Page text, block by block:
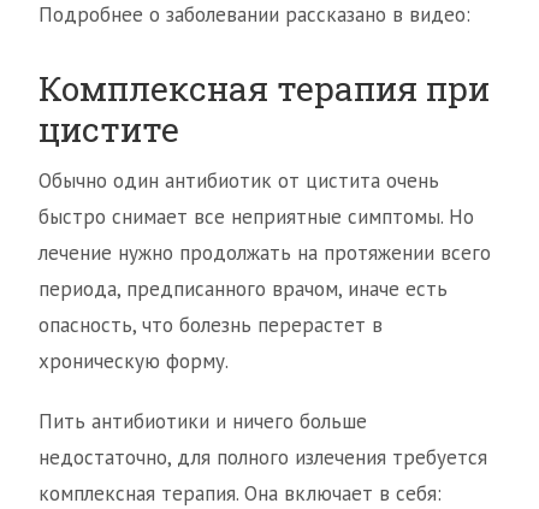
Подробнее о заболевании рассказано в видео:
Комплексная терапия при
цистите
Обычно один антибиотик от цистита очень
быстро снимает все неприятные симптомы. Но
лечение нужно продолжать на протяжении всего
периода, предписанного врачом, иначе есть
опасность, что болезнь перерастет в
хроническую форму.
Пить антибиотики и ничего больше
недостаточно, для полного излечения требуется
комплексная терапия. Она включает в себя: